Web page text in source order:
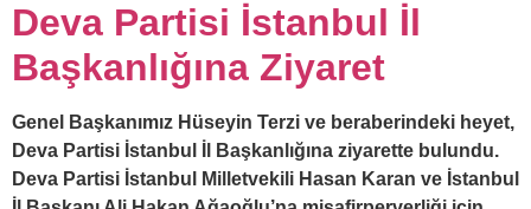
Deva Partisi İstanbul İl
Başkanlığına Ziyaret
Genel Başkanımız Hüseyin Terzi ve beraberindeki heyet,
Deva Partisi İstanbul İl Başkanlığına ziyarette bulundu.
Deva Partisi İstanbul Milletvekili Hasan Karan ve İstanbul